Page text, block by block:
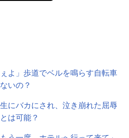
よ」歩道でベルを鳴らす自転車
いの？
にバカにされ、泣き崩れた屈辱
は可能？